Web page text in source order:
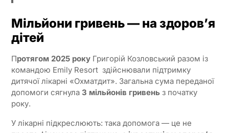
Мільйони гривень — на здоров’я
дітей
Протягом 2025 рокуГригорій Козловський разом із
командою Emily Resort здійснювали підтримку
дитячої лікарні «Охматдит». Загальна сума переданої
допомоги сягнула 3 мільйонів гривеньз початку
року.
У лікарні підкреслюють: така допомога — це не